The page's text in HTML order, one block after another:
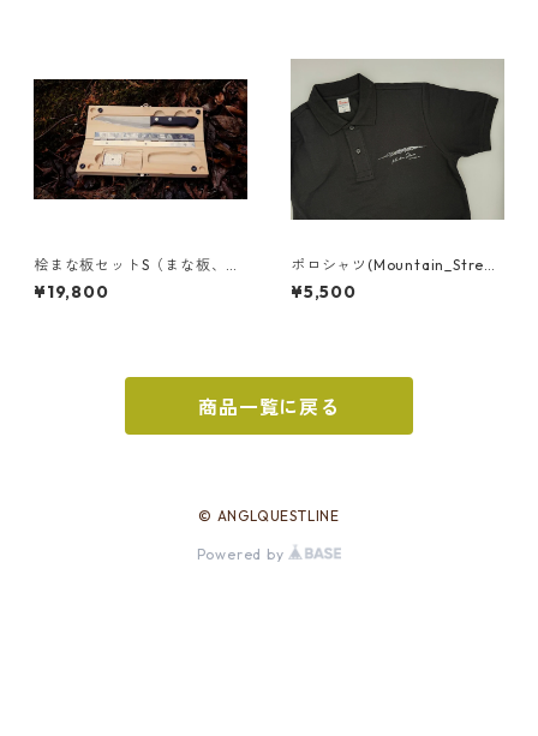
桧まな板セットS（まな板、包
丁、おろし金）
¥19,800
ポロシャツ(Mountain_Strea
m_Kiryu)
¥5,500
商品一覧に戻る
© ANGLQUESTLINE
Powered by